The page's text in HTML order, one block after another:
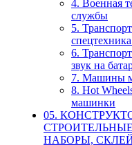
4. Военная
службы
5.
6.
звук на
7. Машины
8. Hot
машинки
05.
СТРОИТЕЛЬНЫЕ
НАБОРЫ,